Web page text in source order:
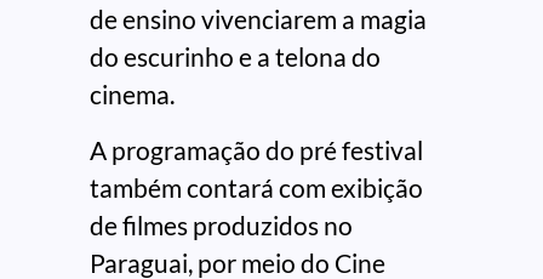
de ensino vivenciarem a magia
do escurinho e a telona do
cinema.
A programação do pré festival
também contará com exibição
de filmes produzidos no
Paraguai, por meio do Cine